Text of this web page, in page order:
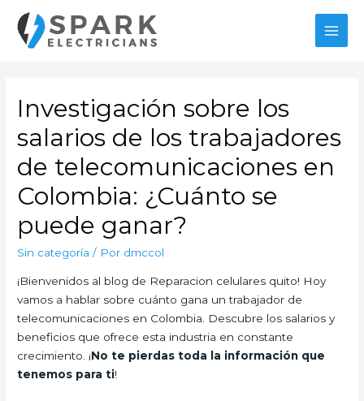
contenido
Investigación sobre los
salarios de los trabajadores
de telecomunicaciones en
Colombia: ¿Cuánto se
puede ganar?
Sin categoría / Por dmccol
¡Bienvenidos al blog de Reparacion celulares quito! Hoy
vamos a hablar sobre cuánto gana un trabajador de
telecomunicaciones en Colombia. Descubre los salarios y
beneficios que ofrece esta industria en constante
crecimiento. ¡No te pierdas toda la información que
tenemos para ti!